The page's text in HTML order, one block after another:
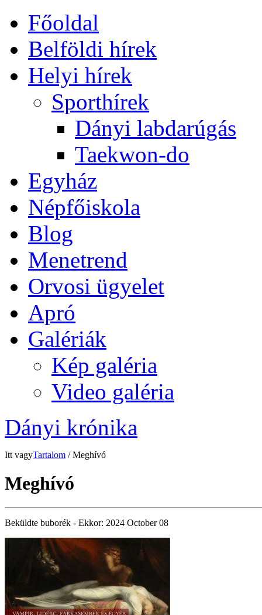
Főoldal
Belföldi hírek
Helyi hírek
Sporthírek
Dányi labdarúgás
Taekwon-do
Egyház
Népfőiskola
Blog
Menetrend
Orvosi ügyelet
Apró
Galériák
Kép galéria
Video galéria
Dányi krónika
Itt vagyTartalom / Meghívó
Meghívó
Beküldte buborék - Ekkor: 2024 October 08